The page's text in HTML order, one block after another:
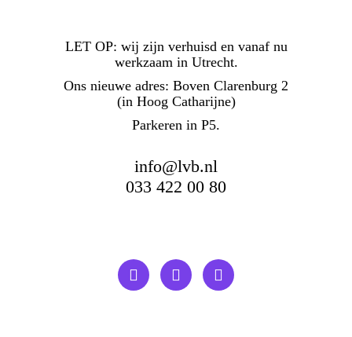
LET OP: wij zijn verhuisd en vanaf nu
werkzaam in Utrecht.
Ons nieuwe adres: Boven Clarenburg 2
(in Hoog Catharijne)
Parkeren in P5.
info@lvb.nl
033 422 00 80